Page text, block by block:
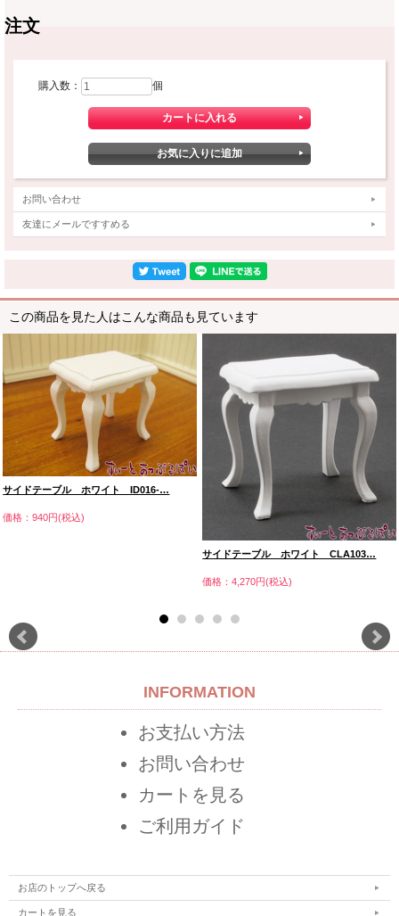
注文
購入数： 個
お問い合わせ
友達にメールですすめる
この商品を見た人はこんな商品も見ています
サイドテーブル ホワイト ID016-…
価格：940円(税込)
サイドテーブル ホワイト CLA103…
価格：4,270円(税込)
INFORMATION
お支払い方法
お問い合わせ
カートを見る
ご利用ガイド
お店のトップへ戻る
カートを見る